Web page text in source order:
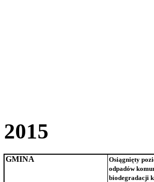
2015
GMINA
Osiągnięty
odpadów
biodegradacji